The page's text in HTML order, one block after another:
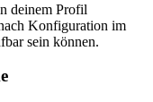
deinem Profil
Konfiguration im
sein können.